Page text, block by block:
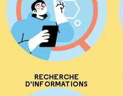
RECHERCHE
D'INFORMATIONS